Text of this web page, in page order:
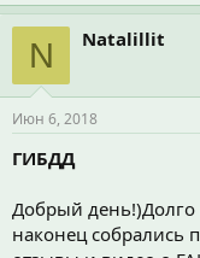
N Natalillit
Июн 6, 2018
ГИБДД
Добрый день!)Долго
наконец собрались